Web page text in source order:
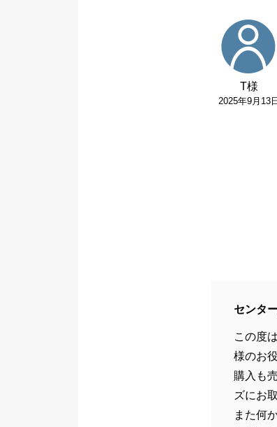
T様
2025年9月13日
センタ
この度
様のお
購入も
ズにお
また何